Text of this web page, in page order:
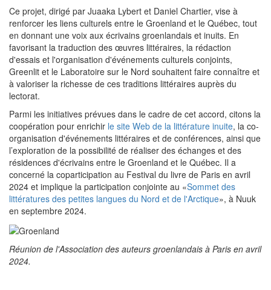
Ce projet, dirigé par Juaaka Lybert et Daniel Chartier, vise à
renforcer les liens culturels entre le Groenland et le Québec, tout
en donnant une voix aux écrivains groenlandais et inuits. En
favorisant la traduction des œuvres littéraires, la rédaction
d'essais et l'organisation d'événements culturels conjoints,
Greenlit et le Laboratoire sur le Nord souhaitent faire connaître et
à valoriser la richesse de ces traditions littéraires auprès du
lectorat.
Parmi les initiatives prévues dans le cadre de cet accord, citons la
coopération pour enrichir le site Web de la littérature inuite, la co-
organisation d'événements littéraires et de conférences, ainsi que
l’exploration de la possibilité de réaliser des échanges et des
résidences d'écrivains entre le Groenland et le Québec. Il a
concerné la coparticipation au Festival du livre de Paris en avril
2024 et implique la participation conjointe au «Sommet des
littératures des petites langues du Nord et de l'Arctique», à Nuuk
en septembre 2024.
Réunion de l'Association des auteurs groenlandais à Paris en avril
2024.